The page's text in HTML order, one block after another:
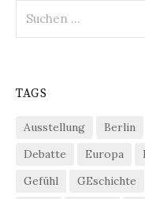
nach:
TAGS
Ausstellung Berlin
Debatte
Europa
Gefühl
GEschichte